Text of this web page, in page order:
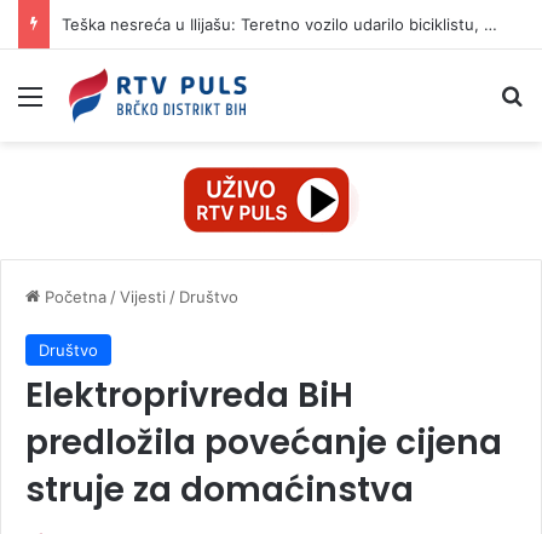
Teška nesreća u Ilijašu: Teretno vozilo udarilo biciklistu, 75-godišnjak zadržan u bolnici
Izbornik
Početna /Vijesti / Društvo
Društvo
Elektroprivreda BiH
predložila povećanje cijena
struje za domaćinstva